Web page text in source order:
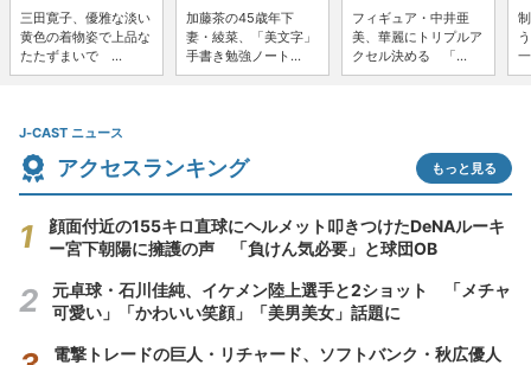
三田寛子、優雅な淡い
黄色の着物姿で上品な
たたずまいで ...
加藤茶の45歳年下
妻・綾菜、「美文字」
手書き勉強ノート...
フィギュア・中井亜
美、華麗にトリプルア
クセル決める 「...
J-CAST ニュース
アクセスランキング もっと見る
顔面付近の155キロ直球にヘルメット叩きつけたDeNAルーキ
ー宮下朝陽に擁護の声 「負けん気必要」と球団OB
元卓球・石川佳純、イケメン陸上選手と2ショット 「メチャ
可愛い」「かわいい笑顔」「美男美女」話題に
電撃トレードの巨人・リチャード、ソフトバンク・秋広優人